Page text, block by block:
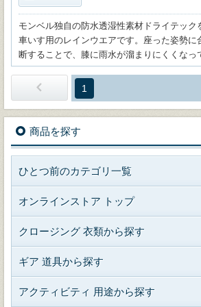
モンベル独自の防水透湿性素材ドライテック
車いす用のレインウエアです。座った姿勢に
断することで、膝に雨水が溜まりにくくなっ
1
商品を探す
ひとつ前のカテゴリ一覧
オンラインストア トップ
クロージング 衣類から探す
ギア 道具から探す
アクティビティ 用途から探す